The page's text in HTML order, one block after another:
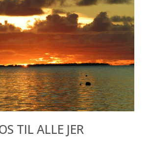
TIL ALLE JER